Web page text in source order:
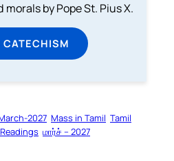
by Pope St. Pius X.
CATECHISM
2027 Mass in Tamil Tamil
மார்ச் – 2027